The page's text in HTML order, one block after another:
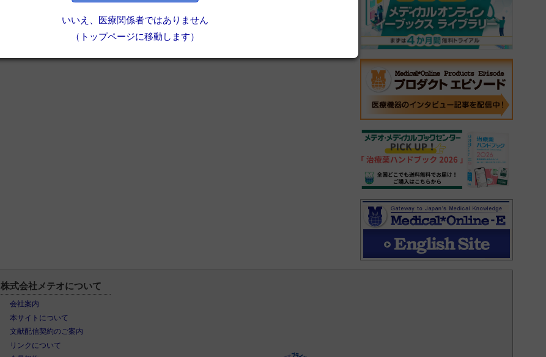
株式会社メテオについて
会社案内
本サイトについて
文献配信契約のご案内
リンクについて
いいえ、医療関係者ではありません
（トップページに移動します）